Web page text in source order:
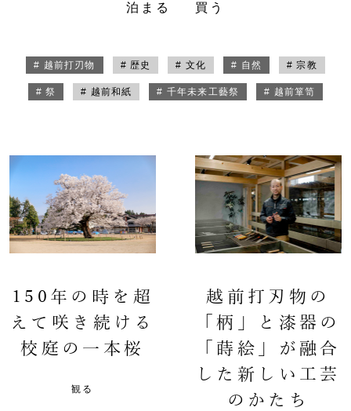
泊まる 買う
# 越前打刃物 # 歴史 # 文化 # 自然 # 宗教
# 祭 # 越前和紙 # 千年未来工藝祭 # 越前箪笥
150年の時を超
えて咲き続ける
校庭の一本桜
観る
越前打刃物の
「柄」と漆器の
「蒔絵」が融合
した新しい工芸
のかたち